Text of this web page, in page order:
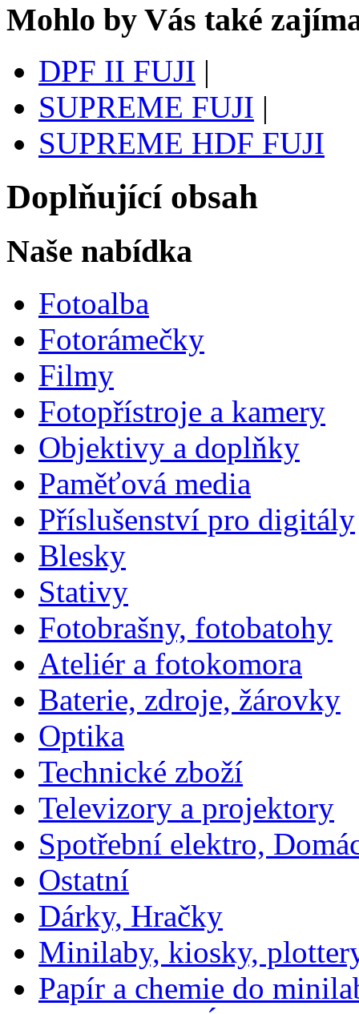
Mohlo by Vás také
DPF II FUJI |
SUPREME FUJI |
SUPREME HDF FUJI
Doplňující obsah
Naše nabídka
Fotoalba
Fotorámečky
Filmy
Fotopřístroje a kamery
Objektivy a doplňky
Paměťová media
Příslušenství pro digitály
Blesky
Stativy
Fotobrašny, fotobatohy
Ateliér a fotokomora
Baterie, zdroje, žárovky
Optika
Technické zboží
Televizory a projektory
Spotřební elektro,
Ostatní
Dárky, Hračky
Minilaby, kiosky,
Papír a chemie do